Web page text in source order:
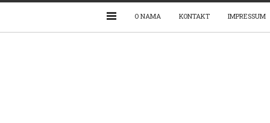
O NAMA KONTAKT IMPRESSUM